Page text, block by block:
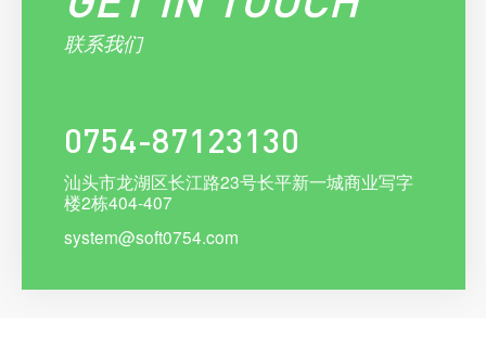
联系我们
0754-87123130
汕头市龙湖区长江路23号长平新一城商业写字
楼2栋404-407
system@soft0754.com
实体店如何渡过2022年难过，开发app/小程序的好处
汕头网站app开发